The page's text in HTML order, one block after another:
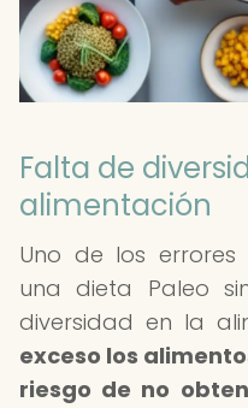
Falta de
alimentación
Uno de los
una dieta Paleo
diversidad en la
exceso los
riesgo de no